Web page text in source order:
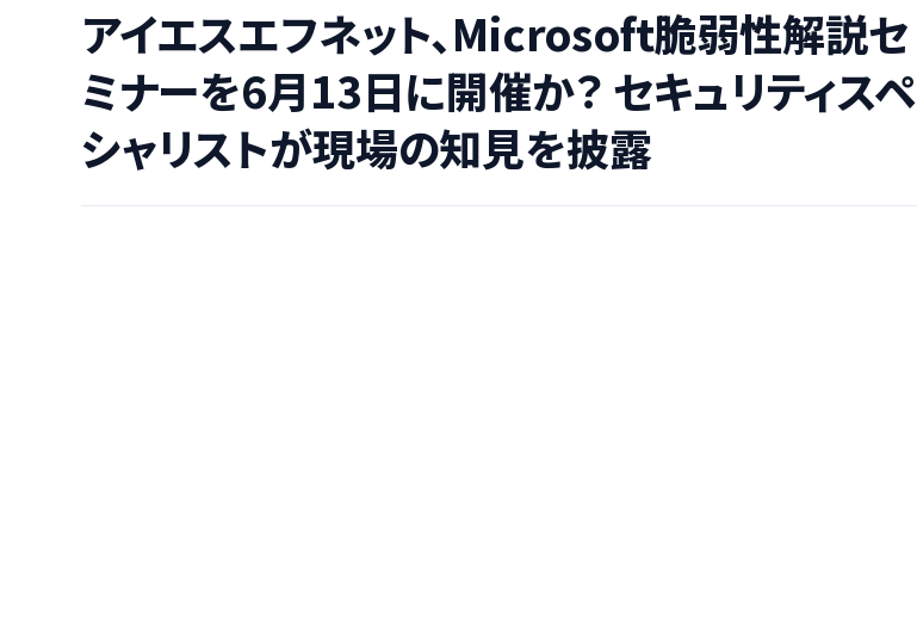
アイエスエフネット、Microsoft脆弱性解説セ
ミナーを6月13日に開催か？ セキュリティスペ
シャリストが現場の知見を披露